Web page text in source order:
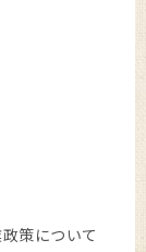
策について